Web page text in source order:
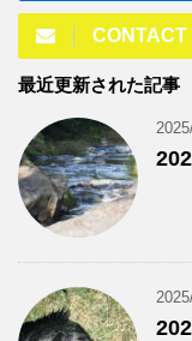
CONTACT
最近更新された記事